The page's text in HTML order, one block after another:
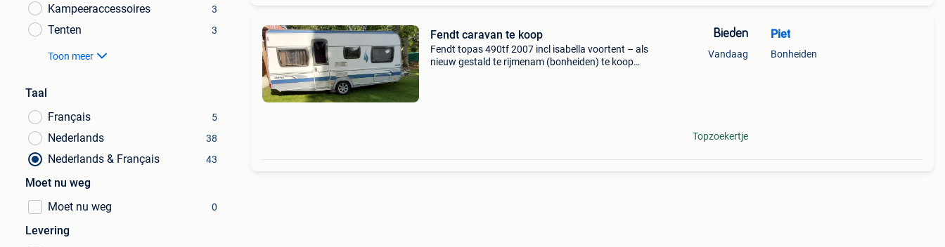
Kampeeraccessoires 3
Tenten 3
Toon meer
Taal
Français
5
Nederlands 38
Nederlands & Français 43
Moet nu weg
Moet nu weg
0
Levering
Fendt caravan te koop
Fendt topas 490tf 2007 incl isabella voortent – als
nieuw gestald te rijmenam (bonheiden) te koop
Bieden
Vandaag
Topzoekertje
Piet
Bonheiden